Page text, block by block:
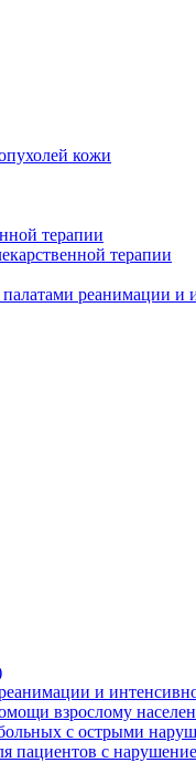
кожи
терапии
терапии
реанимации и
и
взрослому
с острыми
пациентов с